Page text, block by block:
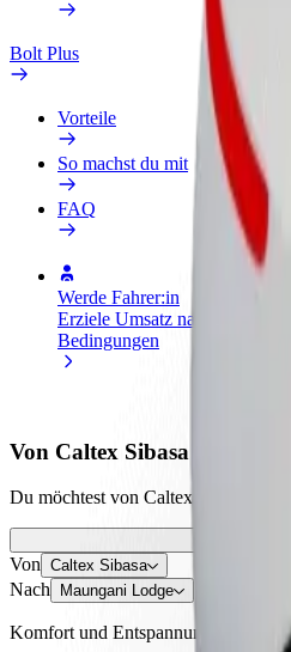
Bolt Plus
Vorteile
So machst du mit
FAQ
Werde Fahrer:in
Erziele Umsatz nach deinen
Bedingungen
Von Caltex Sibasa nach
Du möchtest von Caltex Sibasa
Von Caltex Sibasa
Nach Maungani Lodge
Komfort und Entspannung sind nur